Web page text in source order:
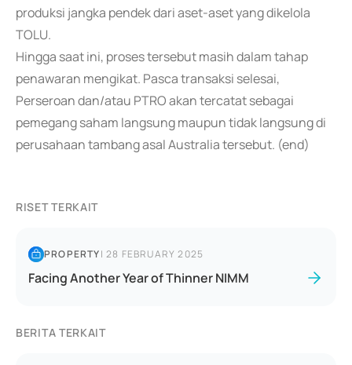
produksi jangka pendek dari aset-aset yang dikelola
TOLU.
Hingga saat ini, proses tersebut masih dalam tahap
penawaran mengikat. Pasca transaksi selesai,
Perseroan dan/atau PTRO akan tercatat sebagai
pemegang saham langsung maupun tidak langsung di
perusahaan tambang asal Australia tersebut. (end)
RISET TERKAIT
PROPERTY|28 FEBRUARY 2025
Facing Another Year of Thinner NIMM
BERITA TERKAIT